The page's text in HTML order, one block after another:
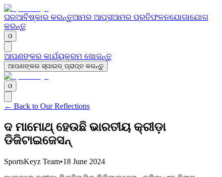
ଘରଆବିଷ୍କାର କରନ୍ତୁଆମର ଆପ୍ସଆମର ପ୍ରତିଫଳନଯୋଗାଯୋଗ
କରନ୍ତୁ
ଓ
ଆପଣଙ୍କର କାର୍ଯ୍ୟକ୍ରମ ଖୋଜନ୍ତୁ
ଆପଣଙ୍କର ସ୍ପାଇଡ୍ ପ୍ରାପ୍ତ କରନ୍ତୁ
ଓ
← Back to Our Reflections
ଦ ମାମୋଥ୍ ହେଉଛି ଭାରତୀୟ କ୍ରୀଡ଼ା
ଡିଜିଟାଇଜେସନ୍
SportsKeyz Team•18 June 2024